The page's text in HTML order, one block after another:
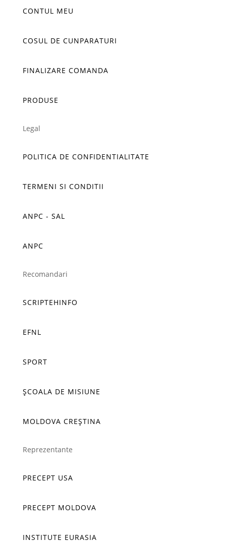
CONTUL MEU
COSUL DE CUNPARATURI
FINALIZARE COMANDA
PRODUSE
Legal
POLITICA DE CONFIDENTIALITATE
TERMENI SI CONDITII
ANPC - SAL
ANPC
Recomandari
SCRIPTEHINFO
EFNL
SPORT
ȘCOALA DE MISIUNE
MOLDOVA CREȘTINA
Reprezentante
PRECEPT USA
PRECEPT MOLDOVA
INSTITUTE EURASIA